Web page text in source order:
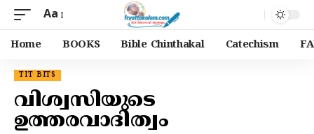
Aa
Home BOOKS Bible Chinthakal Catechism
TIT BITS
വിശ്വസിയുടെ
ഉത്തരവാദിത്വം